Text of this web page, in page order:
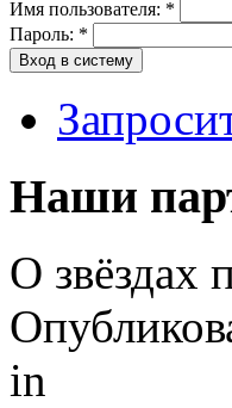
Имя пользователя: *
Пароль: *
Наши
О звёздах
in